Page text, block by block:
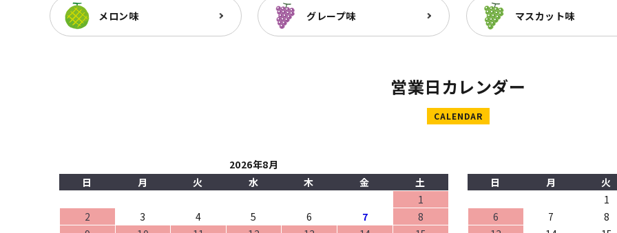
メロン味 グレープ味 マスカット味
営業日カレンダー
CALENDAR
2026年8月
日
月 火 水 木 金
土
1
2
3 4 5 6 7
8
日
月 火
1
6
7 8